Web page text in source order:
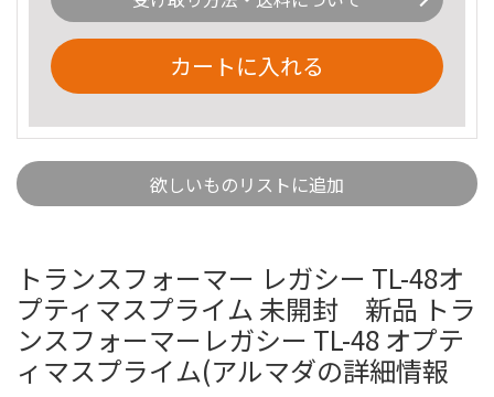
カートに入れる
欲しいものリストに追加
トランスフォーマー レガシー TL-48オ
プティマスプライム 未開封 新品 トラ
ンスフォーマーレガシー TL-48 オプテ
ィマスプライム(アルマダの詳細情報